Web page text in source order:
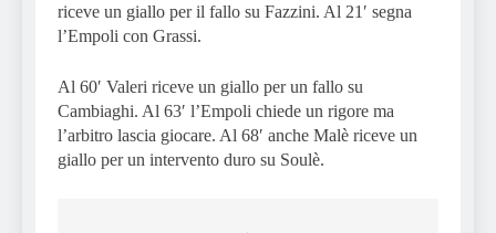
riceve un giallo per il fallo su Fazzini. Al 21′ segna
l’Empoli con Grassi.
Al 60′ Valeri riceve un giallo per un fallo su
Cambiaghi. Al 63′ l’Empoli chiede un rigore ma
l’arbitro lascia giocare. Al 68′ anche Malè riceve un
giallo per un intervento duro su Soulè.